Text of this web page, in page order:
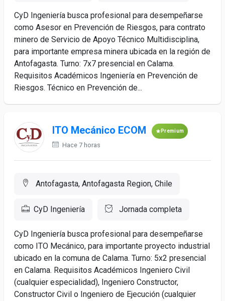
CyD Ingeniería busca profesional para desempeñarse
como Asesor en Prevención de Riesgos, para contrato
minero de Servicio de Apoyo Técnico Multidisciplina,
para importante empresa minera ubicada en la región de
Antofagasta. Turno: 7x7 presencial en Calama.
Requisitos Académicos Ingeniería en Prevención de
Riesgos. Técnico en Prevención de...
ITO Mecánico ECOM Premium
Hace 7 horas
Antofagasta, Antofagasta Region, Chile
CyD Ingeniería Jornada completa
CyD Ingeniería busca profesional para desempeñarse
como ITO Mecánico, para importante proyecto industrial
ubicado en la comuna de Calama. Turno: 5x2 presencial
en Calama. Requisitos Académicos Ingeniero Civil
(cualquier especialidad), Ingeniero Constructor,
Constructor Civil o Ingeniero de Ejecución (cualquier